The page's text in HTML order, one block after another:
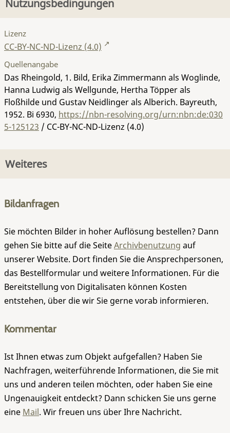
Nutzungsbedingungen
Lizenz
CC-BY-NC-ND-Lizenz (4.0)
Quellenangabe
Das Rheingold, 1. Bild, Erika Zimmermann als Woglinde,
Hanna Ludwig als Wellgunde, Hertha Töpper als
Floßhilde und Gustav Neidlinger als Alberich. Bayreuth,
1952. Bi 6930, https://nbn-resolving.org/urn:nbn:de:030
5-125123 / CC-BY-NC-ND-Lizenz (4.0)
Weiteres
Bildanfragen
Sie möchten Bilder in hoher Auflösung bestellen? Dann
gehen Sie bitte auf die SeiteArchivbenutzung auf
unserer Website. Dort finden Sie die Ansprechpersonen,
das Bestellformular und weitere Informationen. Für die
Bereitstellung von Digitalisaten können Kosten
entstehen, über die wir Sie gerne vorab informieren.
Kommentar
Ist Ihnen etwas zum Objekt aufgefallen? Haben Sie
Nachfragen, weiterführende Informationen, die Sie mit
uns und anderen teilen möchten, oder haben Sie eine
Ungenauigkeit entdeckt? Dann schicken Sie uns gerne
eine Mail. Wir freuen uns über Ihre Nachricht.